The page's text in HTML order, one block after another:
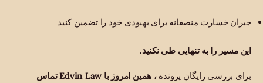
جبران خسارت منصفانه برای بهبودی خود را تضمین کنید
این مسیر را به تنهایی طی نکنید.
برای بررسی رایگان پرونده
، همین امروز با Edvin Law تماس